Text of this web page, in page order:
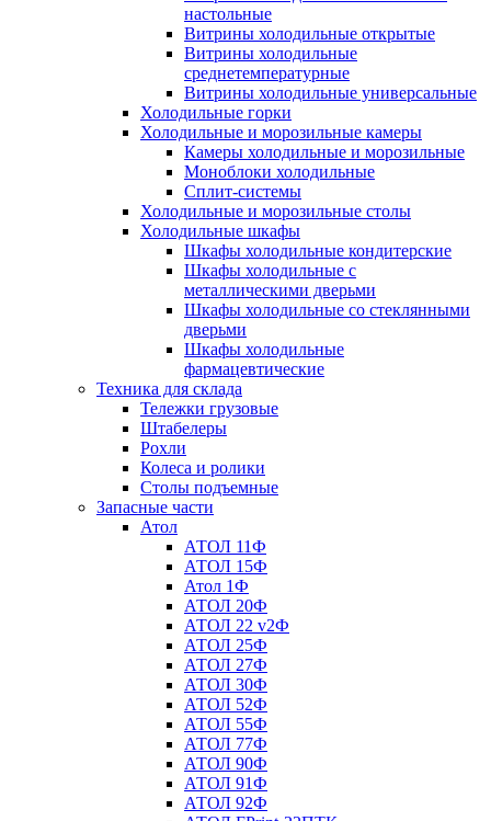
настольные
Витрины холодильные открытые
Витрины холодильные
среднетемпературные
Витрины холодильные универсальные
Холодильные горки
Холодильные и морозильные камеры
Камеры холодильные и морозильные
Моноблоки холодильные
Сплит-системы
Холодильные и морозильные столы
Холодильные шкафы
Шкафы холодильные кондитерские
Шкафы холодильные с
металлическими дверьми
Шкафы холодильные со стеклянными
дверьми
Шкафы холодильные
фармацевтические
Техника для склада
Тележки грузовые
Штабелеры
Рохли
Колеса и ролики
Столы подъемные
Запасные части
Атол
АТОЛ 11Ф
АТОЛ 15Ф
Атол 1Ф
АТОЛ 20Ф
АТОЛ 22 v2Ф
АТОЛ 25Ф
АТОЛ 27Ф
АТОЛ 30Ф
АТОЛ 52Ф
АТОЛ 55Ф
АТОЛ 77Ф
АТОЛ 90Ф
АТОЛ 91Ф
АТОЛ 92Ф